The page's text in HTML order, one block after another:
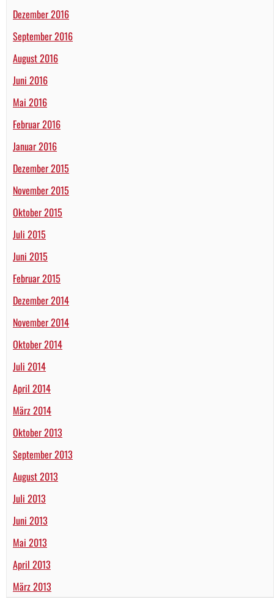
Dezember 2016
September 2016
August 2016
Juni 2016
Mai 2016
Februar 2016
Januar 2016
Dezember 2015
November 2015
Oktober 2015
Juli 2015
Juni 2015
Februar 2015
Dezember 2014
November 2014
Oktober 2014
Juli 2014
April 2014
März 2014
Oktober 2013
September 2013
August 2013
Juli 2013
Juni 2013
Mai 2013
April 2013
März 2013